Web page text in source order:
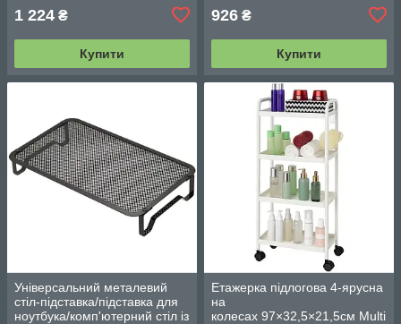
1 224 ₴
Купити
926 ₴
Купити
Універсальний металевий
стіл-підставка/підставка для
ноутбука/комп'ютерний стіл із
Етажерка підлогова 4-ярусна
на
колесах 97×32,5×21,5см Multi